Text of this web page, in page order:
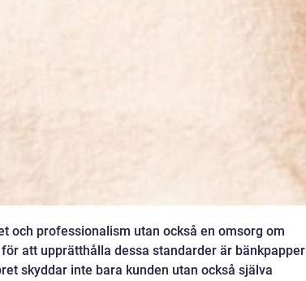
och professionalism utan också en omsorg om
att upprätthålla dessa standarder är bänkpapper
skyddar inte bara kunden utan också själva